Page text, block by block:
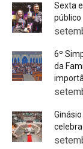
Sexta
público
6º
da